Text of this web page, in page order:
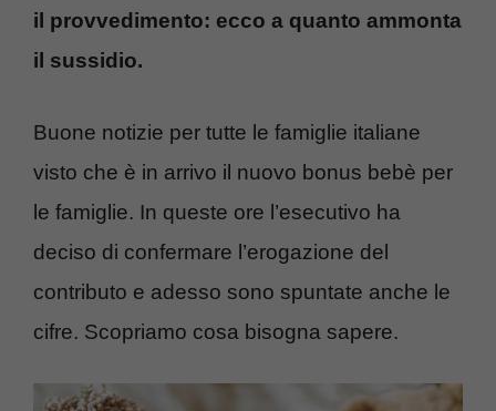
il provvedimento: ecco a quanto ammonta
il sussidio.
Buone notizie per tutte le famiglie italiane
visto che è in arrivo il nuovo bonus bebè per
le famiglie. In queste ore l’esecutivo ha
deciso di confermare l’erogazione del
contributo e adesso sono spuntate anche le
cifre. Scopriamo cosa bisogna sapere.